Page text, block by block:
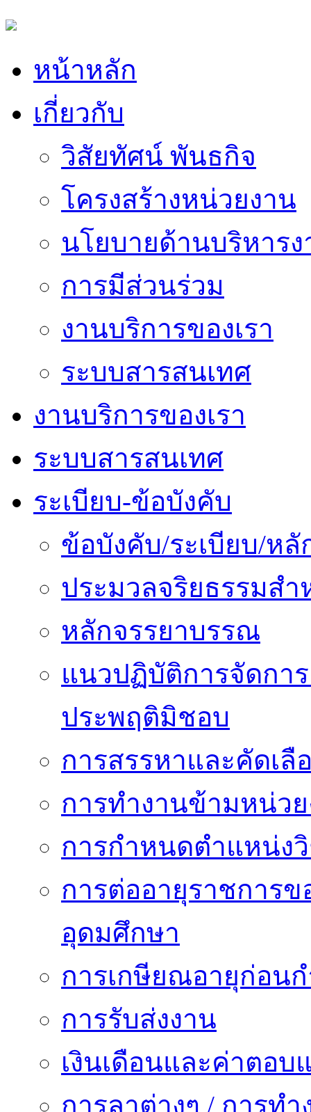
หน้าหลัก
เกี่ยวกับ
วิสัยทัศน์ พันธกิจ
โครงสร้างหน่วยงาน
นโยบายด้านบริหาร
การมีส่วนร่วม
งานบริการของเรา
ระบบสารสนเทศ
งานบริการของเรา
ระบบสารสนเทศ
ระเบียบ-ข้อบังคับ
ข้อบังคับ/ระเบียบ/ห
ประมวลจริยธรรมส
หลักจรรยาบรรณ
แนวปฏิบัติการจัดการ
ประพฤติมิชอบ
การสรรหาและคัดเลื
การทำงานข้ามหน่ว
การกำหนดตำแหน่ง
การต่ออายุราชการ
อุดมศึกษา
การเกษียณอายุก่อน
การรับส่งงาน
เงินเดือนและค่าตอบ
การลาต่างๆ / การทำ